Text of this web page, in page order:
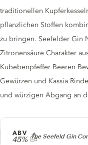
Producer
The Seefeld Gin
ABV
45%
traditionellen
pflanzlichen Stoffen
zu bringen. Seefelder Gin
Zitronensäure Charakter
Kubebenpfeffer Beeren
Gewürzen und Kassia
und würzigen Abgang an